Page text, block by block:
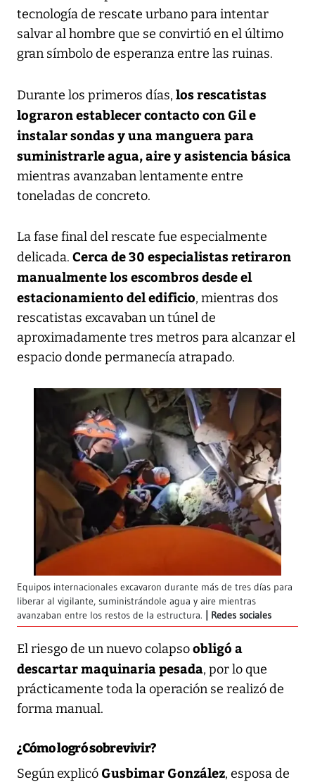
tecnología de rescate urbano para intentar
salvar al hombre que se convirtió en el último
gran símbolo de esperanza entre las ruinas.
Durante los primeros días, los rescatistas
lograron establecer contacto con Gil e
instalar sondas y una manguera para
suministrarle agua, aire y asistencia básica
mientras avanzaban lentamente entre
toneladas de concreto.
La fase final del rescate fue especialmente
delicada. Cerca de 30 especialistas retiraron
manualmente los escombros desde el
estacionamiento del edificio, mientras dos
rescatistas excavaban un túnel de
aproximadamente tres metros para alcanzar el
espacio donde permanecía atrapado.
Equipos internacionales excavaron durante más de tres días para
liberar al vigilante, suministrándole agua y aire mientras
avanzaban entre los restos de la estructura.
Redes sociales
El riesgo de un nuevo colapsoobligó a
descartar maquinaria pesada, por lo que
prácticamente toda la operación se realizó de
forma manual.
¿Cómo logró sobrevivir?
Según explicó Gusbimar González, esposa de